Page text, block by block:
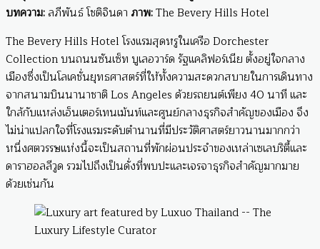
บทความ:ลภีพันธ์ โชติจินดา ภาพ:The Bevery Hills Hotel
The Bevery Hills Hotel โรงแรมสุดหรูในเครือ Dorchester
Collection บนถนนซันเซ็ท บูเลอวาร์ด รัฐแคลิฟอร์เนีย ตั้งอยู่ใจกลาง
เมืองซึ่งเป็นโลเคชั่นยุทธศาสตร์ที่ให้ทั้งความสะดวกสบายในการเดินทาง
จากสนามบินนานาชาติ Los Angeles ด้วยรถยนต์เพียง 40 นาที และ
ใกล้กับแหล่งเอ็นเตอร์เทนเม้นท์และศูนย์กลางธุรกิจสำคัญของเมือง จึง
ไม่น่าแปลกใจที่โรงแรมระดับตำนานที่มีประวัติศาสตร์ยาวนานมากกว่า
หนึ่งศตวรรษแห่งนี้จะเป็นสถานที่พักผ่อนประจำของเหล่าเซเลบริตี้และ
ดาราฮอลลีวูด รวมไปถึงเป็นดั่งที่พบปะและเจรจาธุรกิจสำคัญมากมาย
ด้วยเช่นกัน